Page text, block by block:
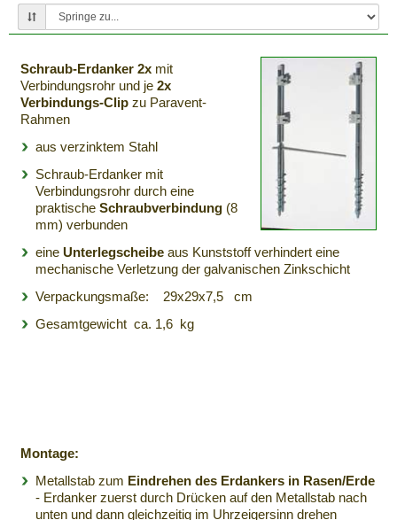
Schraub-Erdanker 2x mit
Verbindungsrohr und je 2x
Verbindungs-Clip zu Paravent-
Rahmen
aus verzinktem Stahl
Schraub-Erdanker mit
Verbindungsrohr durch eine
praktische Schraubverbindung (8
mm) verbunden
eine Unterlegscheibe aus Kunststoff verhindert eine
mechanische Verletzung der galvanischen Zinkschicht
Verpackungsmaße:
29x29x7,5 cm
Gesamtgewicht ca. 1,6 kg
Montage:
Metallstab zum Eindrehen des Erdankers in Rasen/Erde
- Erdanker zuerst durch Drücken auf den Metallstab nach
unten und dann gleichzeitig im Uhrzeigersinn drehen